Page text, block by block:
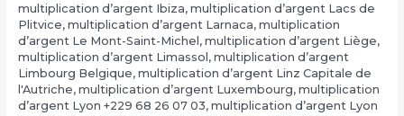
multiplication d’argent Ibiza, multiplication d’argent Lacs de
Plitvice, multiplication d’argent Larnaca, multiplication
d’argent Le Mont-Saint-Michel, multiplication d’argent Liège,
multiplication d’argent Limassol, multiplication d’argent
Limbourg Belgique, multiplication d’argent Linz Capitale de
l'Autriche, multiplication d’argent Luxembourg, multiplication
d’argent Lyon +229 68 26 07 03, multiplication d’argent Lyon